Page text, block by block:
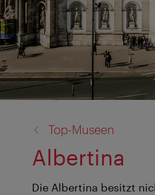
Top-Museen
Albertina
Die Albertina besitzt